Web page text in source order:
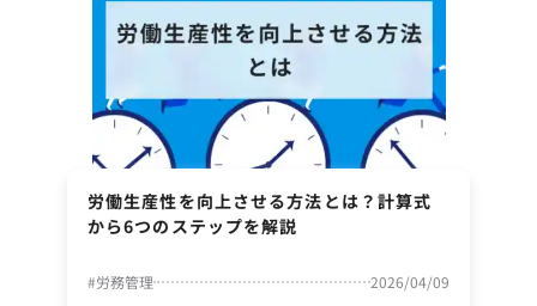
労働生産性を向上させる方法とは？計算式
から6つのステップを解説
#労務管理 2026/04/09